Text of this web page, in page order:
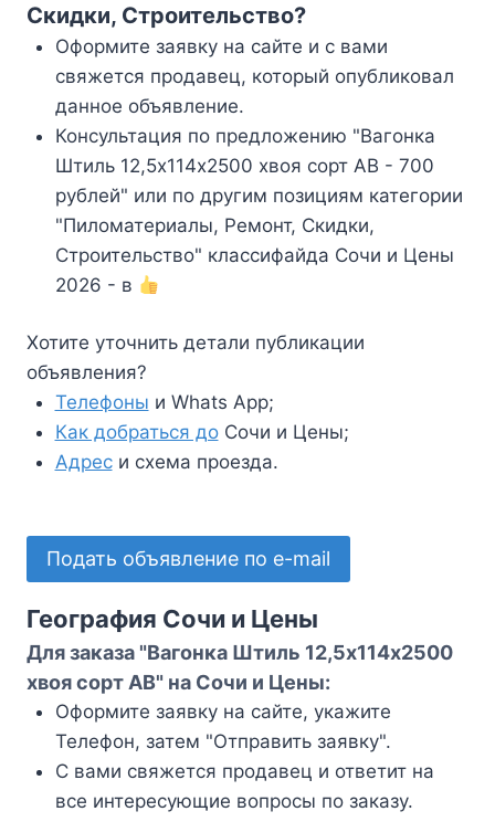
Скидки, Строительство?
Оформите заявку на сайте и с вами
свяжется продавец, который опубликовал
данное объявление.
Консультация по предложению "Вагонка
Штиль 12,5х114х2500 хвоя сорт АВ - 700
рублей" или по другим позициям категории
"Пиломатериалы, Ремонт, Скидки,
Строительство" классифайда Сочи и Цены
2026 - в
Хотите уточнить детали публикации
объявления?
Телефоны и Whats App;
Как добраться доСочи и Цены;
Адреси схема проезда.
Подать объявление по e-mail
География Сочи и Цены
Для заказа "Вагонка Штиль 12,5х114х2500
хвоя сорт АВ" на Сочи и Цены:
Оформите заявку на сайте, укажите
Телефон, затем "Отправить заявку".
С вами свяжется продавец и ответит на
все интересующие вопросы по заказу.